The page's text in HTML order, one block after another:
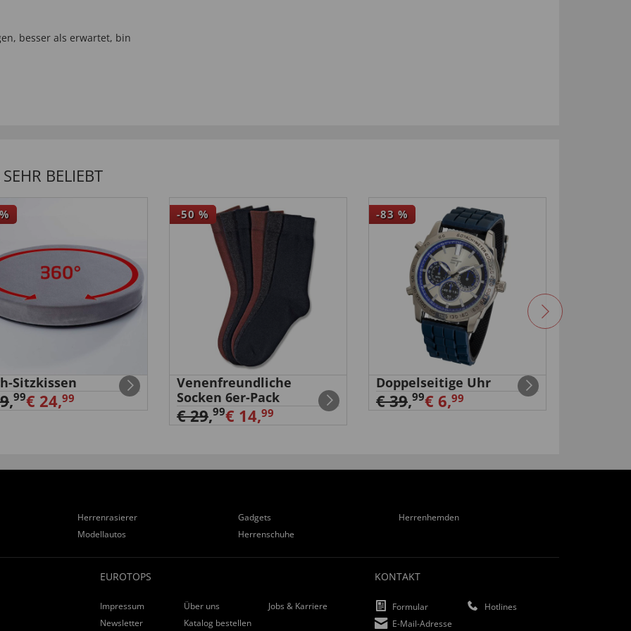
besser als erwartet, bin
BELIEBT
%
Sitzkissen
,99€ 24,99
-50 %
Venenfreundliche
Socken 6er-Pack
€ 29,99€ 14,99
-83 %
Doppelseitige Uhr
€ 39,99€ 6,99
Herrenrasierer Gadgets
Herrenhemden
Modellautos Herrenschuhe
EUROTOPS
Impressum Über uns
Jobs & Karriere
Newsletter
Katalog bestellen
KONTAKT
Formular
Hotlines
E-Mail-Adresse